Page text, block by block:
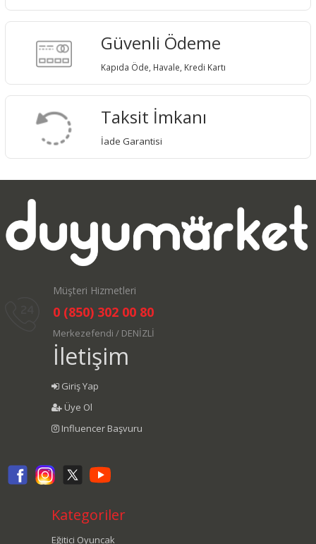
Güvenli Ödeme
Kapıda Öde, Havale, Kredi Kartı
Taksit İmkanı
İade Garantisi
Müşteri Hizmetleri
0 (850) 302 00 80
Merkezefendi / DENİZLİ
İletişim
Giriş Yap
Üye Ol
Influencer Başvuru
Kategoriler
Eğitici Oyuncak